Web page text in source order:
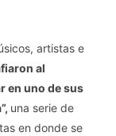
artistas e
al
en uno de sus
una serie de
en donde se